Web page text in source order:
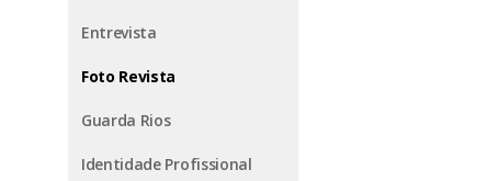
Entrevista
Foto Revista
Guarda Rios
Identidade Profissional